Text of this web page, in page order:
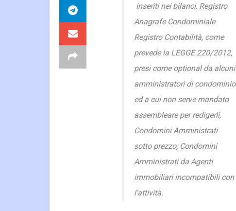
inseriti nei bilanci, Registro
Anagrafe Condominiale
Registro Contabilità, come
prevede la LEGGE 220/2012,
presi come optional da alcuni
amministratori di condominio
ed a cui non serve mandato
assembleare per redigerli,
Condomini Amministrati
sotto prezzo; Condomini
Amministrati da Agenti
immobiliari incompatibili con
l'attività.